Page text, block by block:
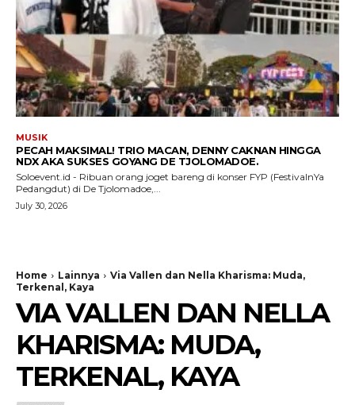
MUSIK
PECAH MAKSIMAL! TRIO MACAN, DENNY CAKNAN HINGGA
NDX AKA SUKSES GOYANG DE TJOLOMADOE.
Soloevent.id - Ribuan orang joget bareng di konser FYP (FestivalnYa
Pedangdut) di De Tjolomadoe,...
July 30, 2026